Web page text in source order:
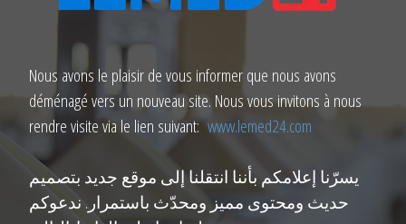
Nous avons le plaisir de vous informer que nous avons
déménagé vers un nouveau site. Nous vous invitons à nous
rendre visite via le lien suivant:www.lemed24.com
يسرّنا إعلامكم بأننا انتقلنا إلى موقع جديد بتصميم
حديث ومحتوى مميز ومحدّث باستمرار. ندعوكم